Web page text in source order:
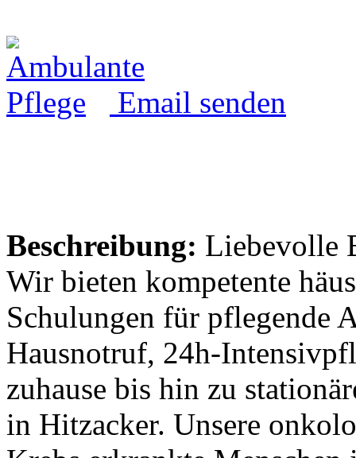
Email senden
Beschreibung: Liebevolle
Wir bieten kompetente
Schulungen für pflegende
Hausnotruf, 24h-
zuhause bis hin zu
in Hitzacker. Unsere